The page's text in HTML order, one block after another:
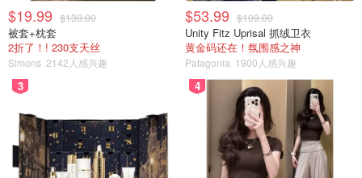
$19.99 $130.00
被套+枕套
2折了！! 230支天丝
Simons 2142人感兴趣
$53.99 $109.00
Unity Fitz Uprisal 抓绒卫衣
黄金码还在！氛围感之神
Patagonia 1900人感兴趣
3 4